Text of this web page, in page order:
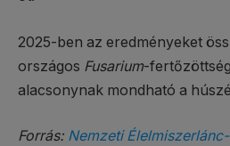
2025-ben az eredményeket
országos Fusarium-
alacsonynak mondható a
Forrás: Nemzeti